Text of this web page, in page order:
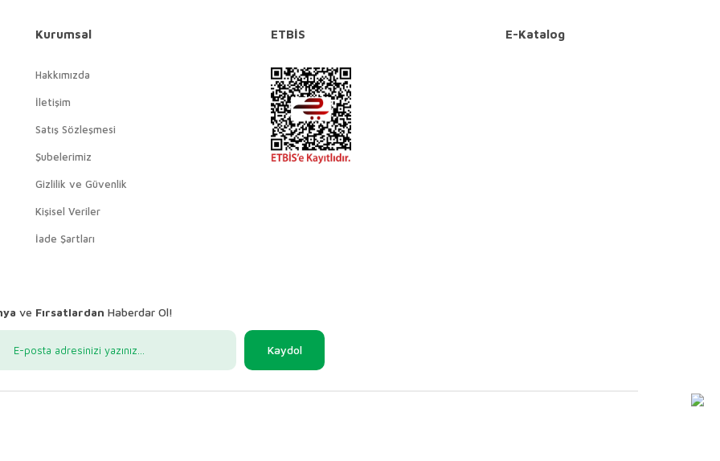
Kurumsal
Hakkımızda
İletişim
Satış Sözleşmesi
Şubelerimiz
Gizlilik ve Güvenlik
Kişisel Veriler
İade Şartları
ETBİS E-Katalog
ve Fırsatlardan Haberdar Ol!
Kaydol